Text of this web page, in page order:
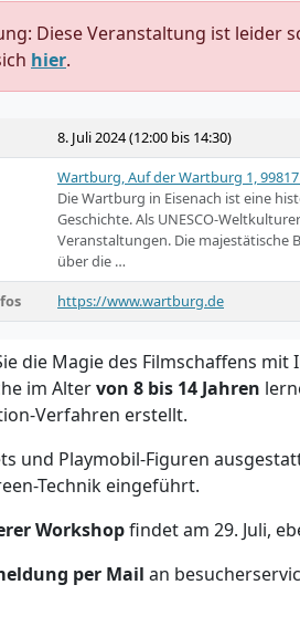
Diese Veranstaltung ist leider
hier.
8. Juli 2024 (12:00 bis 14:30)
Wartburg, Auf der Wartburg 1, 99817
Die Wartburg in Eisenach ist eine
Geschichte. Als UNESCO-
Veranstaltungen. Die
über die …
https://www.wartburg.de
die Magie des Filmschaffens
im Altervon 8 bis 14 Jahren
Verfahren erstellt.
und Playmobil-Figuren
Technik eingeführt.
Workshopfindet am 29. Juli,
per Mail an